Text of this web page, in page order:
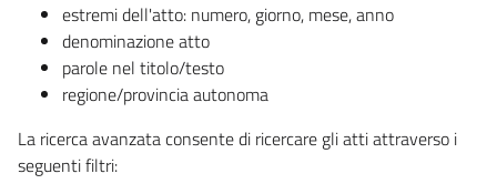
estremi dell'atto: numero, giorno, mese, anno
denominazione atto
parole nel titolo/testo
regione/provincia autonoma
La ricerca avanzata consente di ricercare gli atti attraverso i
seguenti filtri: